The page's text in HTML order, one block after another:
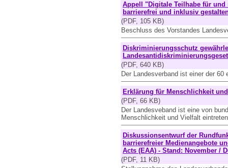
Appell "Digitale Teilhabe für
barrierefrei und inklusiv
(PDF, 105 KB)
Beschluss des Vorstandes
Diskriminierungsschutz
(PDF, 640 KB)
Der Landesverband ist einer der 60
Erklärung für Menschlichkeit
(PDF, 66 KB)
Der Landesveband ist eine von
Menschlichkeit und Vielfalt eintreten
Diskussionsentwurf der
barrierefreier Medienangebote
Acts (EAA) - Stand: November /
(PDF, 11 KB)